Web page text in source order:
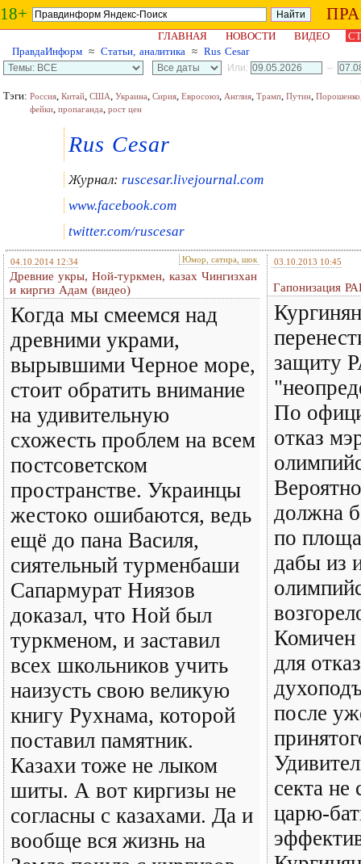
18+
ГЛАВНАЯ НОВОСТИ ВИДЕО
ПравдаИнформ ≈ Статьи, аналитика ≈ Rus Cesar
Или:
–
Тэги: Россия, Китай, США, Украина, Сирия, Евросоюз, Англия, Трамп, Путин, Порошенко
фейки, пропаганда, рост цен
Rus Cesar
Журнал: ruscesar.livejournal.com
www.facebook.com
twitter.com/ruscesar
04.10.2014 12:34 Юмор, сатира, шок
Древние укры, Ной-туркмен, казах Чингизхан
и киргиз Адам (видео)
Когда мы смеемся над
древними украми,
вырывшими Черное море,
стоит обратить внимание
на удивительную
схожесть проблем на всем
постсоветском
пространстве. Украинцы
жестоко ошибаются, ведь
ещё до пана Василя,
сиятельный турменбаши
Сапармурат Ниязов
доказал, что Ной был
туркменом, и заставил
всех школьников учить
наизусть свою великую
книгу Рухнама, которой
поставил памятник.
Казахи тоже не лыком
шиты. А вот киргизы не
согласны с казахами. Да и
вообще вся жизнь на
03.10.2013 10:45
Гапонизация
защиту
По
отказ
должна
по
дабы из
Комичен
для
после
секта не
царю-